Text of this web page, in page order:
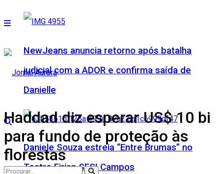
NewJeans anuncia retorno após batalha
judicial com a ADOR e confirma saída de
Danielle
Daniele Souza estreia “Entre Brumas” no
Teatro Firjan SESI Campos
Haddad diz esperar US$ 10 bi
para fundo de proteção às
florestas